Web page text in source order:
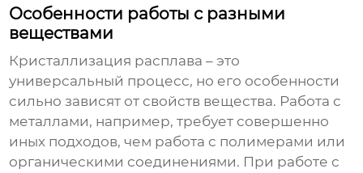
Особенности работы с разными
веществами
Кристаллизация расплава – это
универсальный процесс, но его особенности
сильно зависят от свойств вещества. Работа с
металлами, например, требует совершенно
иных подходов, чем работа с полимерами или
органическими соединениями. При работе с